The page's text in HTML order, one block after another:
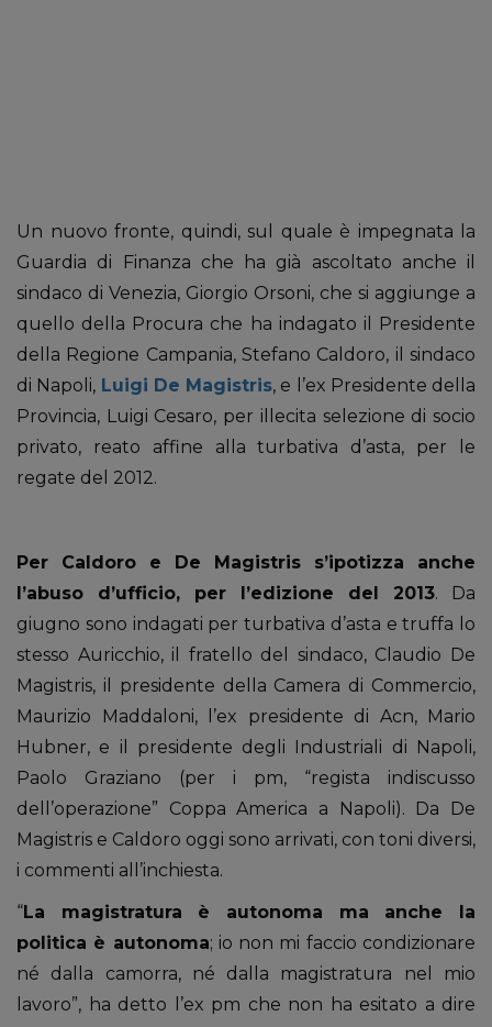
Un nuovo fronte, quindi, sul quale è impegnata la
Guardia di Finanza che ha già ascoltato anche il
sindaco di Venezia, Giorgio Orsoni, che si aggiunge a
quello della Procura che ha indagato il Presidente
della Regione Campania, Stefano Caldoro, il sindaco
di Napoli, Luigi De Magistris, e l’ex Presidente della
Provincia, Luigi Cesaro, per illecita selezione di socio
privato, reato affine alla turbativa d’asta, per le
regate del 2012.
Per Caldoro e De Magistris s’ipotizza anche
l’abuso d’ufficio, per l’edizione del 2013. Da
giugno sono indagati per turbativa d’asta e truffa lo
stesso Auricchio, il fratello del sindaco, Claudio De
Magistris, il presidente della Camera di Commercio,
Maurizio Maddaloni, l’ex presidente di Acn, Mario
Hubner, e il presidente degli Industriali di Napoli,
Paolo Graziano (per i pm, “regista indiscusso
dell’operazione” Coppa America a Napoli). Da De
Magistris e Caldoro oggi sono arrivati, con toni diversi,
i commenti all’inchiesta.
“La magistratura è autonoma ma anche la
politica è autonoma; io non mi faccio condizionare
né dalla camorra, né dalla magistratura nel mio
lavoro”, ha detto l’ex pm che non ha esitato a dire